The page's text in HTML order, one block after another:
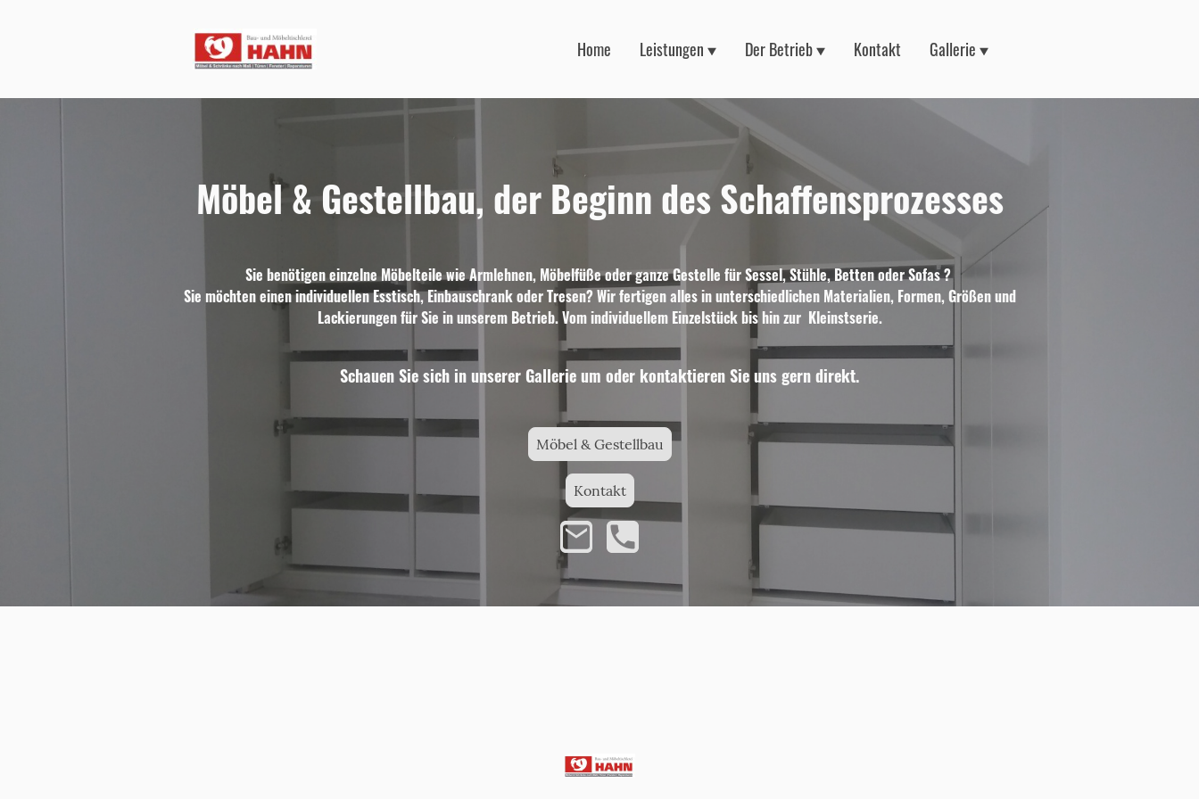
Home Leistungen Der Betrieb Kontakt Gallerie
Möbel & Gestellbau, der Beginn des Schaffensprozesses
Sie benötigen einzelne Möbelteile wie Armlehnen, Möbelfüße oder ganze Gestelle für Sessel, Stühle, Betten oder Sofas ?
Sie möchten einen individuellen Esstisch, Einbauschrank oder Tresen? Wir fertigen alles in unterschiedlichen Materialien, Formen, Größen und
Lackierungen für Sie in unserem Betrieb. Vom individuellem Einzelstück bis hin zur Kleinstserie.
Schauen Sie sich in unserer Gallerie um oder kontaktieren Sie uns gern direkt.
Kontakt
Möbel & Gestellbau